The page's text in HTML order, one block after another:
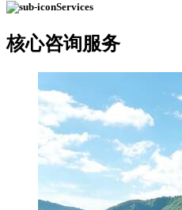
Services
核心咨询服务